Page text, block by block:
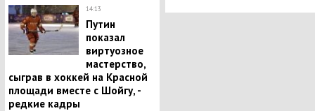
14:13
Путин
показал
виртуозное
мастерство,
сыграв в хоккей на Красной
площади вместе с Шойгу, -
редкие кадры